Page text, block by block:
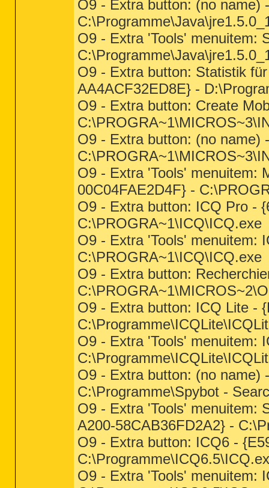
O9 - Extra button: (no name)
O9 - Extra 'Tools' menuitem:
O9 - Extra button: Statistik
AA4ACF32ED8E} -
O9 - Extra button: Create
O9 - Extra button: (no name)
O9 - Extra 'Tools' menuitem:
00C04FAE2D4F} -
O9 - Extra button: ICQ Pro -
C:\PROGRA~1\ICQ\ICQ.exe
O9 - Extra 'Tools' menuitem:
C:\PROGRA~1\ICQ\ICQ.exe
O9 - Extra button:
O9 - Extra button: ICQ Lite -
O9 - Extra 'Tools' menuitem:
O9 - Extra button: (no name)
C:\Programme\Spybot -
O9 - Extra 'Tools' menuitem:
A200-58CAB36FD2A2} -
O9 - Extra button: ICQ6 -
O9 - Extra 'Tools' menuitem: